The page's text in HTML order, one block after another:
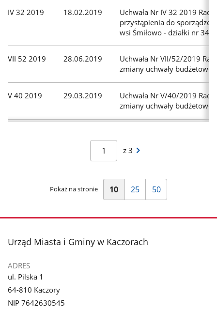
IV 32 2019 18.02.2019
Uchwała Nr IV 32 2019
przystąpienia do
wsi Śmiłowo - działki nr 347
VII 52 2019 28.06.2019
Uchwała Nr VII/52/2019
zmiany uchwały
V 40 2019 29.03.2019
Uchwała Nr V/40/2019
zmiany uchwały
z 3 Następna
Pokaż na stronie 10Pokaż
10
25Pokaż
25
50Pokaż
50
stopka
Urząd Miasta i Gminy w Kaczorach
ADRES
ul. Pilska 1
64-810 Kaczory
NIP 7642630545